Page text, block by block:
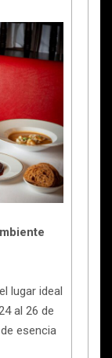
lugar ideal
al 26 de
esencia